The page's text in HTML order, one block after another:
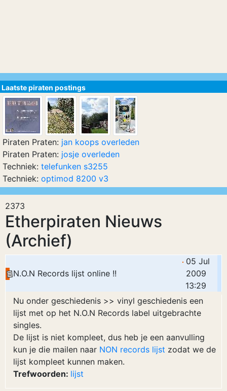
2373
Etherpiraten Nieuws
(Archief)
N.O.N Records lijst online !!
05 Jul
2009
13:29
Nu onder geschiedenis >> vinyl geschiedenis een
lijst met op het N.O.N Records label uitgebrachte
singles.
De lijst is niet kompleet, dus heb je een aanvulling
kun je die mailen naar NON records lijst zodat we de
lijst kompleet kunnen maken.
Trefwoorden: lijst
Laatste piraten postings
Piraten Praten: jan koops overleden
Piraten Praten: josje overleden
Techniek: telefunken s3255
Techniek: optimod 8200 v3